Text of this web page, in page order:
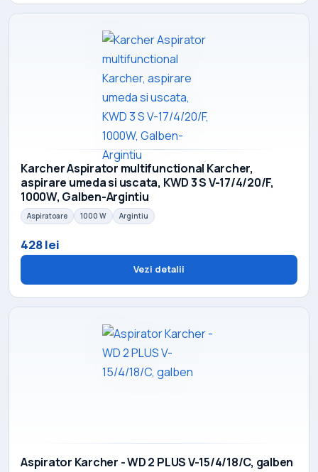
Karcher Aspirator multifunctional Karcher,
aspirare umeda si uscata, KWD 3 S V-17/4/20/F,
1000W, Galben-Argintiu
Aspiratoare 1000 W Argintiu
428 lei
Vezi detalii
Aspirator Karcher - WD 2 PLUS V-15/4/18/C, galben